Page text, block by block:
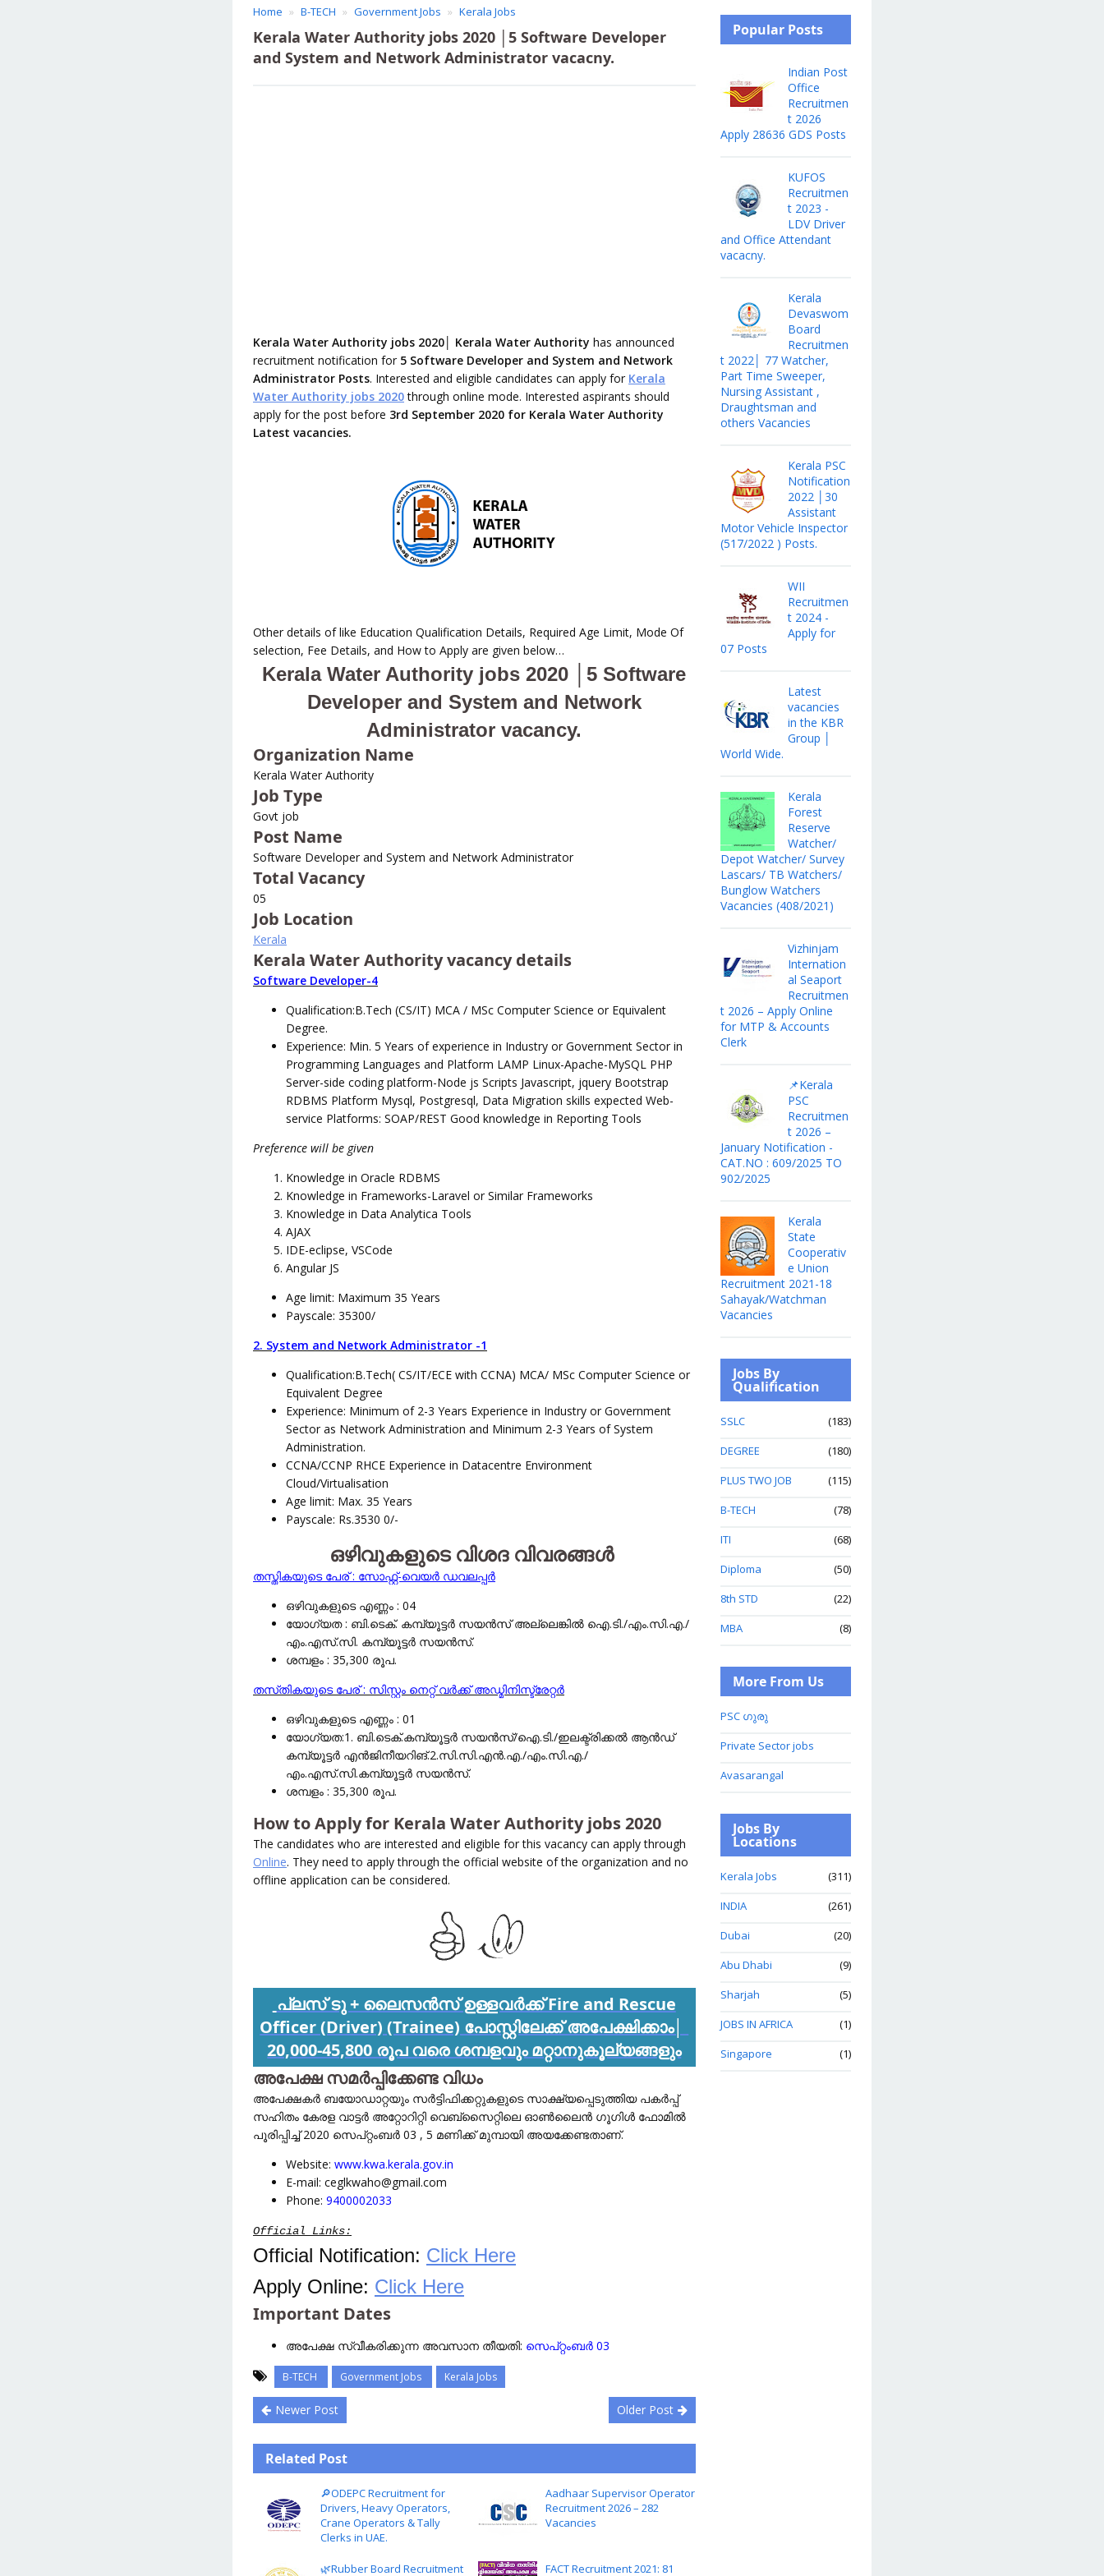
Home B-TECH Government Jobs Kerala Jobs
Kerala Water Authority jobs 2020 │5 Software Developer
and System and Network Administrator vacacny.
Kerala Water Authority jobs 2020│ Kerala Water Authority has announced
recruitment notification for 5 Software Developer and System and Network
Administrator Posts. Interested and eligible candidates can apply for Kerala
Water Authority jobs 2020through online mode. Interested aspirants should
apply for the post before 3rd September 2020 for Kerala Water Authority
Latest vacancies.
Other details of like Education Qualification Details, Required Age Limit, Mode Of
selection, Fee Details, and How to Apply are given below…
Kerala Water Authority jobs 2020 │5 Software
Developer and System and Network
Administrator vacancy.
Organization Name
Kerala Water Authority
Job Type
Govt job
Post Name
Software Developer and System and Network Administrator
Total Vacancy
05
Job Location
Kerala
Kerala Water Authority vacancy details
Software Developer-4
Qualification:B.Tech (CS/IT) MCA / MSc Computer Science or Equivalent
Degree.
Experience: Min. 5 Years of experience in Industry or Government Sector in
Programming Languages and Platform LAMP Linux-Apache-MySQL PHP
Server-side coding platform-Node js Scripts Javascript, jquery Bootstrap
RDBMS Platform Mysql, Postgresql, Data Migration skills expected Web-
service Platforms: SOAP/REST Good knowledge in Reporting Tools
Preference will be given
Knowledge in Oracle RDBMS
Knowledge in Frameworks-Laravel or Similar Frameworks
Knowledge in Data Analytica Tools
AJAX
IDE-eclipse, VSCode
Angular JS
Age limit: Maximum 35 Years
Payscale: 35300/
2. System and Network Administrator -1
Qualification:B.Tech( CS/IT/ECE with CCNA) MCA/ MSc Computer Science or
Equivalent Degree
Experience: Minimum of 2-3 Years Experience in Industry or Government
Sector as Network Administration and Minimum 2-3 Years of System
Administration.
CCNA/CCNP RHCE Experience in Datacentre Environment
Cloud/Virtualisation
Age limit: Max. 35 Years
Payscale: Rs.3530 0/-
ഒഴിവുകളുടെ വിശദ വിവരങ്ങൾ
തസ്തികയുടെ പേര് : സോഫ്റ്റ്-വെയർ ഡവലപ്പർ
ഒഴിവുകളുടെ എണ്ണം : 04
യോഗ്യത : ബി.ടെക്. കമ്പ്യൂട്ടർ സയൻസ് അല്ലെങ്കിൽ ഐ.ടി./എം.സി.എ./
എം.എസ്.സി. കമ്പ്യൂട്ടർ സയൻസ്.
ശമ്പളം : 35,300 രൂപ.
തസ്‌തികയുടെ പേര് : സിസ്റ്റം നെറ്റ് വർക്ക് അഡ്മിനിസ്ട്രേറ്റർ
ഒഴിവുകളുടെ എണ്ണം : 01
യോഗ്യത:1. ബി.ടെക്.കമ്പ്യൂട്ടർ സയൻസ്/ഐ.ടി./ഇലക്ട്രിക്കൽ ആൻഡ്
കമ്പ്യൂട്ടർ എൻജിനീയറിങ്.2.സി.സി.എൻ.എ./എം.സി.എ./
എം.എസ്.സി.കമ്പ്യൂട്ടർ സയൻസ്.
ശമ്പളം : 35,300 രൂപ.
How to Apply for Kerala Water Authority jobs 2020
The candidates who are interested and eligible for this vacancy can apply through
Online. They need to apply through the official website of the organization and no
offline application can be considered.
പ്ലസ് ടു + ലൈസൻസ് ഉള്ളവർക്ക് Fire and Rescue
Officer (Driver) (Trainee) പോസ്റ്റിലേക്ക് അപേക്ഷിക്കാം│
20,000-45,800 രൂപ വരെ ശമ്പളവും മറ്റാനുകൂല്യങ്ങളും
അപേക്ഷ സമർപ്പിക്കേണ്ട വിധം
അപേക്ഷകർ ബയോഡാറ്റയും സർട്ടിഫിക്കറ്റുകളുടെ സാക്ഷ്യപ്പെടുത്തിയ പകർപ്പ്
സഹിതം കേരള വാട്ടർ അറ്റോറിറ്റി വെബ്‌സൈറ്റിലെ ഓൺലൈൻ ഗൂഗിൾ ഫോമിൽ
പൂരിപ്പിച്ച് 2020 സെപ്റ്റംബർ 03 , 5 മണിക്ക് മുമ്പായി അയക്കേണ്ടതാണ്.
Website: www.kwa.kerala.gov.in
E-mail: ceglkwaho@gmail.com
Phone: 9400002033
Official Links:
Official Notification: Click Here
Apply Online: Click Here
Important Dates
അപേക്ഷ സ്വീകരിക്കുന്ന അവസാന തീയതി: സെപ്റ്റംബർ 03
B-TECH Government Jobs Kerala Jobs
Newer Post Older Post
Related Post
🔎ODEPC Recruitment for
Drivers, Heavy Operators,
Crane Operators & Tally
Clerks in UAE.
Aadhaar Supervisor Operator
Recruitment 2026 – 282
Vacancies
🌿Rubber Board Recruitment FACT Recruitment 2021: 81
Popular Posts
Indian Post
Office
Recruitmen
t 2026
Apply 28636 GDS Posts
KUFOS
Recruitmen
t 2023 -
LDV Driver
and Office Attendant
vacacny.
Kerala
Devaswom
Board
Recruitmen
t 2022│ 77 Watcher,
Part Time Sweeper,
Nursing Assistant ,
Draughtsman and
others Vacancies
Kerala PSC
Notification
2022 │30
Assistant
Motor Vehicle Inspector
(517/2022 ) Posts.
WII
Recruitmen
t 2024 -
Apply for
07 Posts
Latest
vacancies
in the KBR
Group │
World Wide.
Kerala
Forest
Reserve
Watcher/
Depot Watcher/ Survey
Lascars/ TB Watchers/
Bunglow Watchers
Vacancies (408/2021)
Vizhinjam
Internation
al Seaport
Recruitmen
t 2026 – Apply Online
for MTP & Accounts
Clerk
📌Kerala
PSC
Recruitmen
t 2026 –
January Notification -
CAT.NO : 609/2025 TO
902/2025
Kerala
State
Cooperativ
e Union
Recruitment 2021-18
Sahayak/Watchman
Vacancies
Jobs By
Qualification
SSLC
(183)
DEGREE
(180)
PLUS TWO JOB
(115)
B-TECH
(78)
ITI
(68)
Diploma
(50)
8th STD
(22)
MBA
(8)
More From Us
PSC ഗുരു
Private Sector jobs
Avasarangal
Jobs By
Locations
Kerala Jobs
(311)
INDIA
(261)
Dubai
(20)
Abu Dhabi
(9)
Sharjah
(5)
JOBS IN AFRICA
(1)
Singapore
(1)